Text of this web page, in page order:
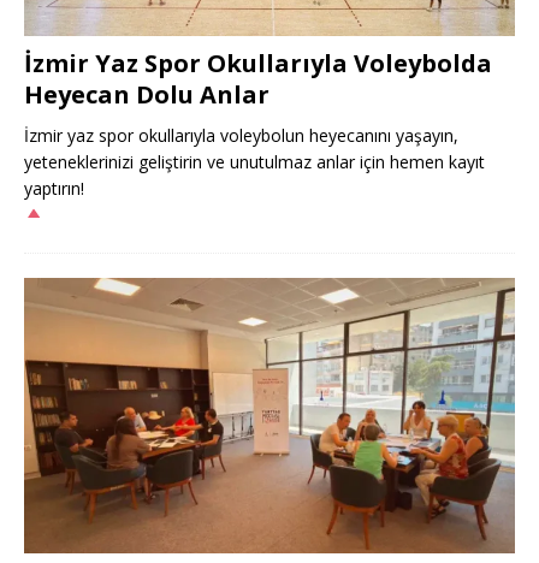
İzmir Yaz Spor Okullarıyla Voleybolda
Heyecan Dolu Anlar
İzmir yaz spor okullarıyla voleybolun heyecanını yaşayın,
yeteneklerinizi geliştirin ve unutulmaz anlar için hemen kayıt
yaptırın!